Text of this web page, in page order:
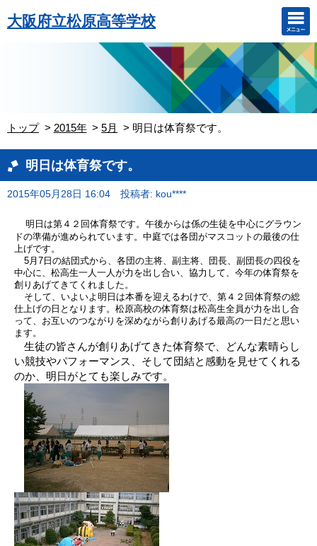
大阪府立松原高等学校
トップ 2015年 5月 明日は体育祭です。
明日は体育祭です。
2015年05月28日 16:04 投稿者: kou****
明日は第４２回体育祭です。午後からは係の生徒を中心にグラウン
ドの準備が進められています。中庭では各団がマスコットの最後の仕
上げです。
5月7日の結団式から、各団の主将、副主将、団長、副団長の四役を
中心に、松高生一人一人が力を出し合い、協力して、今年の体育祭を
創りあげてきてくれました。
そして、いよいよ明日は本番を迎えるわけで、第４２回体育祭の総
仕上げの日となります。松原高校の体育祭は松高生全員が力を出し合
って、お互いのつながりを深めながら創りあげる最高の一日だと思い
ます。
生徒の皆さんが創りあげてきた体育祭で、どんな素晴らし
い競技やパフォーマンス、そして団結と感動を見せてくれる
のか、明日がとても楽しみです。